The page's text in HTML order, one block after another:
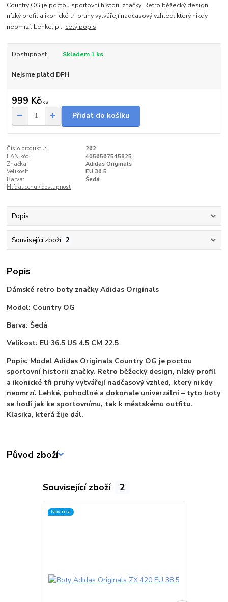
Country OG je poctou sportovní historii značky. Retro běžecký design,
nízký profil a ikonické tři pruhy vytvářejí nadčasový vzhled, který nikdy
neomrzí. Lehké, p... celý popis
Dostupnost Skladem 1 ks
Nejsme plátci DPH
999 Kč/ks
Přidat do košíku
Číslo produktu:
262
EAN kód:
4056567545825
Značka:
Adidas Originals
Velikost:
EU 36.5
Barva:
Šedá
Hlídat cenu / dostupnost
Popis
Související zboží 2
Popis
Dámské retro boty značky Adidas Originals
Model: Country OG
Barva: Šedá
Velikost: EU 36.5 US 4.5 CM 22.5
Popis: Model Adidas Originals Country OG je poctou
sportovní historii značky. Retro běžecký design, nízký profil
a ikonické tři pruhy vytvářejí nadčasový vzhled, který nikdy
neomrzí. Lehké, pohodlné a dokonale univerzální – tyto boty
se hodí jak ke sportovnímu, tak k městskému outfitu.
Klasika, která žije dál.
Původ zboží
Související zboží 2
Novinka